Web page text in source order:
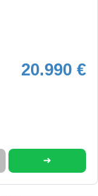
20.990 €
➜